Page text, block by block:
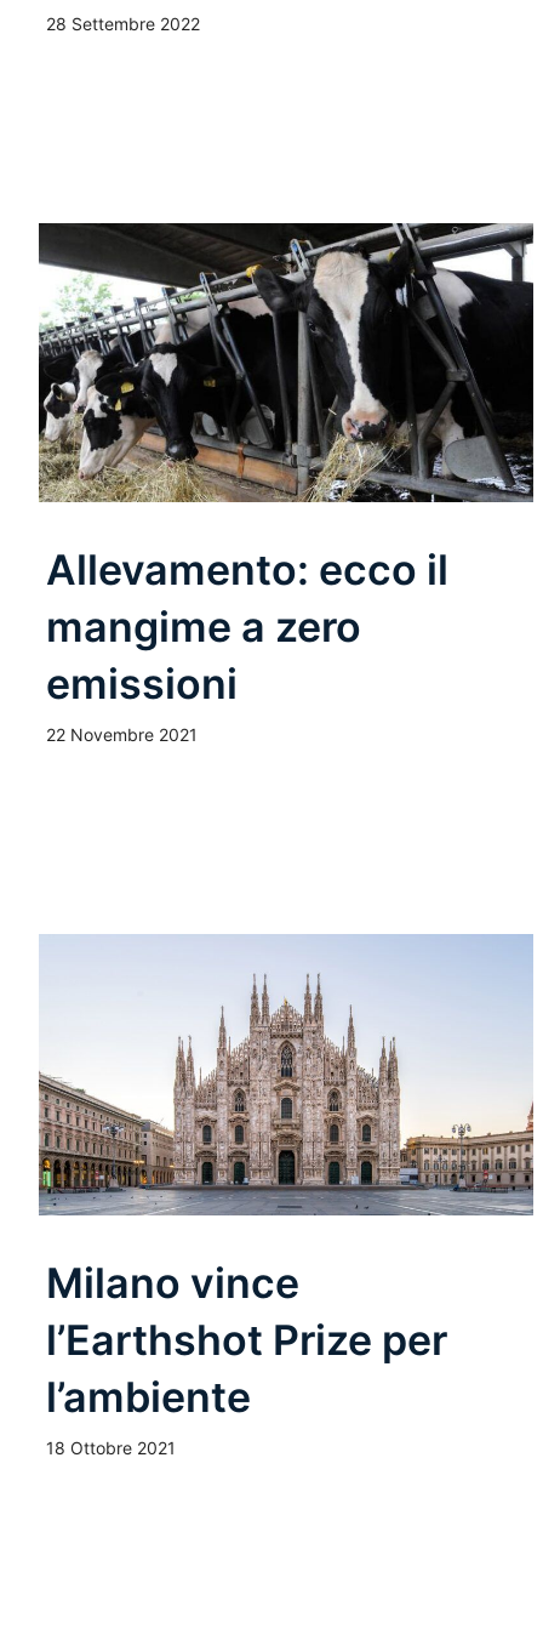
28 Settembre 2022
Allevamento: ecco il
mangime a zero
emissioni
22 Novembre 2021
Milano vince
l’Earthshot Prize per
l’ambiente
18 Ottobre 2021